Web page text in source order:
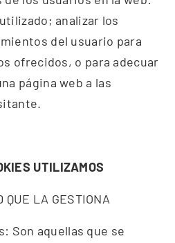
analizar los
del usuario para
ofrecidos, o para adecuar
página web a las
UTILIZAMOS
QUE LA GESTIONA
Son aquellas que se